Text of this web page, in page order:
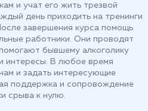
и учат его жить трезвой
день приходить на тренинги
завершения курса помощь
работники. Они проводят
бывшему алкоголику
интересы. В любое время
и задать интересующие
поддержка и сопровождение
срыва к нулю.